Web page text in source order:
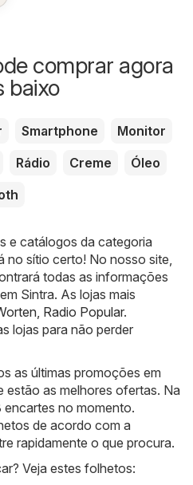
comprar agora
baixo
Smartphone
Monitor
Rádio Creme
Óleo
e catálogos da categoria
no sítio certo! No nosso site,
todas as informações
Sintra. As lojas mais
, Radio Popular.
lojas para não perder
as últimas promoções em
estão as melhores ofertas. Na
no momento.
de acordo com a
rapidamente o que procura.
Veja estes folhetos: